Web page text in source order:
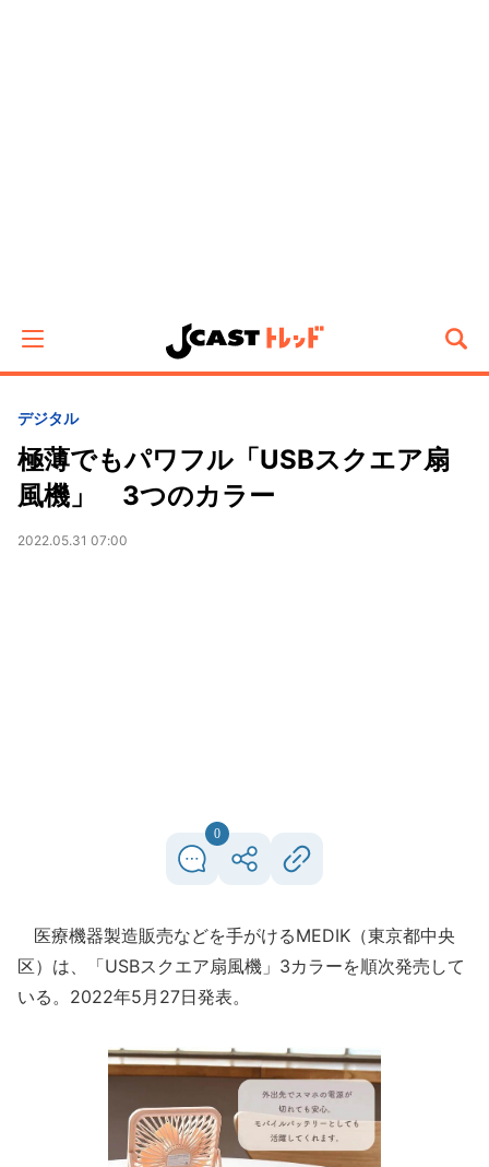
デジタル
極薄でもパワフル「USBスクエア扇
風機」 3つのカラー
2022.05.31 07:00
0
医療機器製造販売などを手がけるMEDIK（東京都中央
区）は、「USBスクエア扇風機」3カラーを順次発売して
いる。2022年5月27日発表。